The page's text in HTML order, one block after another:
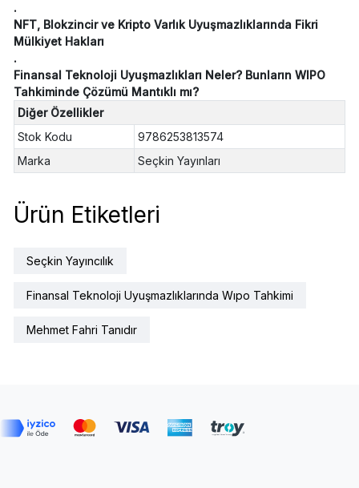
.
NFT, Blokzincir ve Kripto Varlık Uyuşmazlıklarında Fikri
Mülkiyet Hakları
.
Finansal Teknoloji Uyuşmazlıkları Neler? Bunların WIPO
Tahkiminde Çözümü Mantıklı mı?
Diğer Özellikler
Stok Kodu
9786253813574
Marka
Seçkin Yayınları
Ürün Etiketleri
Seçkin Yayıncılık
Finansal Teknoloji Uyuşmazlıklarında Wıpo Tahkimi
Mehmet Fahri Tanıdır